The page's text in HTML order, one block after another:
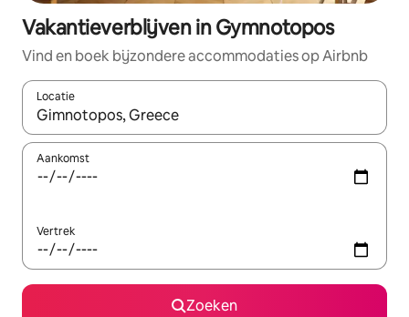
Vakantieverblijven in Gymnotopos
Vind en boek bijzondere accommodaties op Airbnb
Locatie
Wanneer er resultaten beschikbaar zijn, maak je een keuze
Aankomst
Vertrek
Zoeken